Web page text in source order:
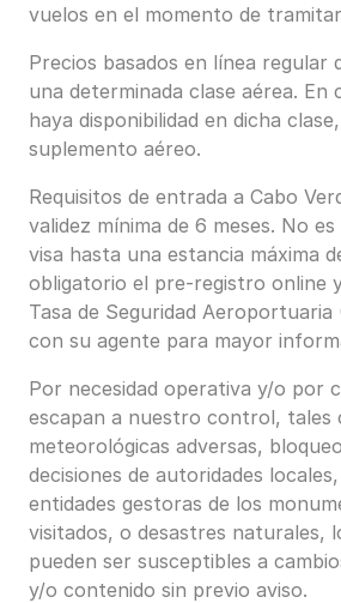
vuelos en el momento de
Precios basados en línea regular
una determinada clase aérea. En
haya disponibilidad en dicha
suplemento aéreo.
Requisitos de entrada a Cabo
validez mínima de 6 meses. No
visa hasta una estancia máxima
obligatorio el pre-registro online
Tasa de Seguridad
con su agente para mayor
Por necesidad operativa y/o por
escapan a nuestro control, tales
meteorológicas adversas,
decisiones de autoridades
entidades gestoras de los
visitados, o desastres naturales,
pueden ser susceptibles a
y/o contenido sin previo aviso.